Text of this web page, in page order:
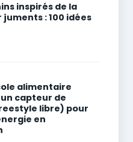
inspirés de la
: 100 idées
alimentaire
capteur de
libre) pour
en